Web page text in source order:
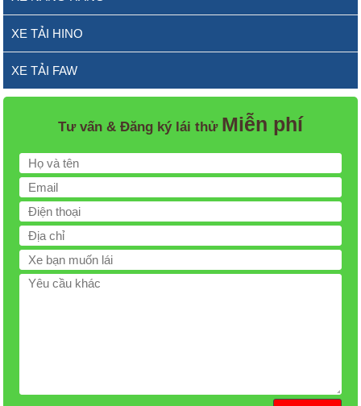
XE TẢI HINO
XE TẢI FAW
Tư vấn & Đăng ký lái thử Miễn phí